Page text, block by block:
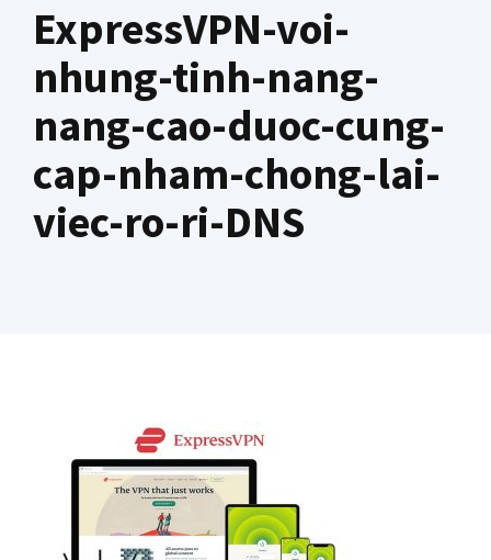
ExpressVPN-voi-
nhung-tinh-nang-
nang-cao-duoc-cung-
cap-nham-chong-lai-
viec-ro-ri-DNS